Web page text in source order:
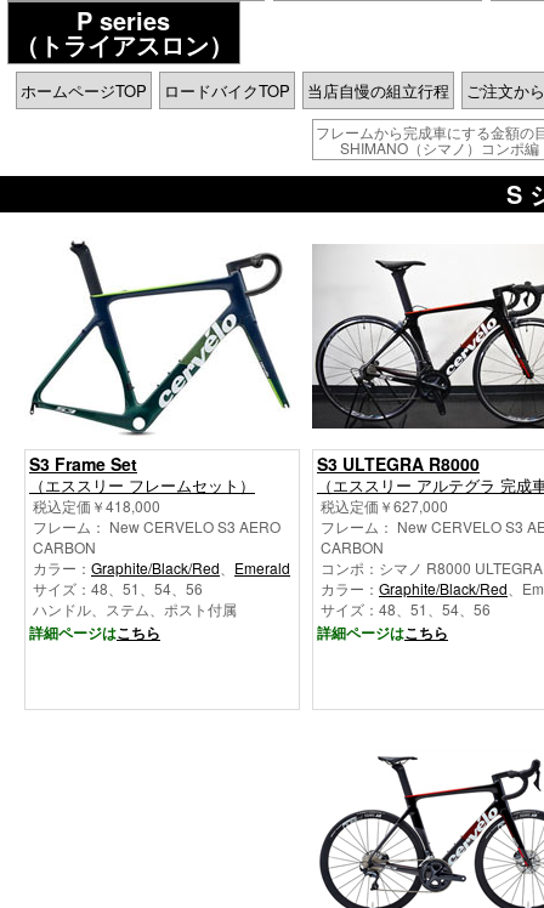
P series
（トライアスロン）
ホームページTOP ロードバイクTOP 当店自慢の組立行程 ご注文か
フレームから完成車にする金額の
SHIMANO（シマノ）コンポ編
S
S3 Frame Set
（エススリー フレームセット）
税込定価￥418,000
フレーム： New CERVELO S3 AERO
CARBON
カラー： Graphite/Black/Red
Emerald
サイズ：48、51、54、56
ハンドル、ステム、ポスト付属
詳細ページはこちら
S3 ULTEGRA R8000
（エススリー アルテグラ 完成
税込定価￥627,000
フレーム： New CERVELO S3
CARBON
コンポ：シマノ R8000
カラー： Graphite/Black/Red 、
サイズ：48、51、54、56
詳細ページはこちら